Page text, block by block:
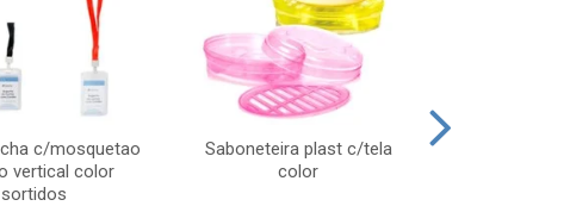
c/mosquetao
vertical color
sortidos
Saboneteira plast c/tela
color